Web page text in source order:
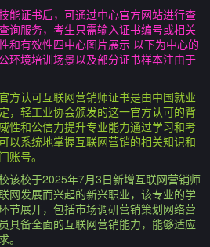
能证书后，可通过中心官方网站进行查
询服务，考生只需输入证书编号或相关
和有效性四中心图片展示 以下为中心的
环境培训场景以及部分证书样本注由于
方认可互联网营销师证书是由中国就业
，轻工业协会颁发的这一官方认可的背
性和公信力提升专业能力通过学习和考
以系统地掌握互联网营销的相关知识和
账号。
该校于2025年7月3日新增互联网营销师
网发展而兴起的新兴职业，该专业的学
节展开，包括市场调研营销策划网络营
具备全面的互联网营销能力，能够适应
。